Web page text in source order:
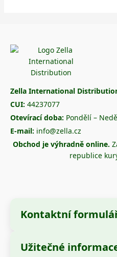
Zella International
CUI: 44237077
Otevírací doba: Pondělí –
E-mail: info@zella.cz
Obchod je výhradně online.
republice
Kontaktní
Užitečné